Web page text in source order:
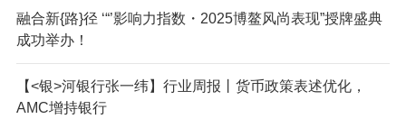
融合新{路}径 ‘“’影响力指数・2025博鳌风尚表现”授牌盛典
成功举办！
【<银>河银行张一纬】行业周报丨货币政策表述优化，
AMC增持银行